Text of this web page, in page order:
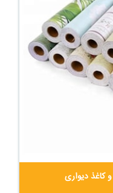
دیواری